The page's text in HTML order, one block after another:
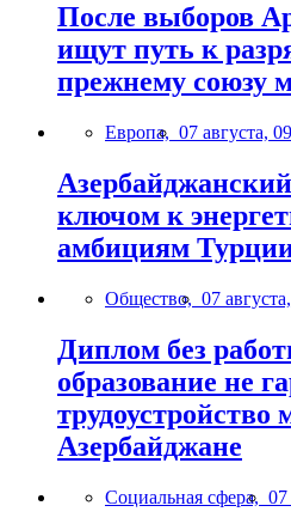
После выборов
ищут путь к
прежнему союзу
Европа, 07 августа,
ключом к
амбициям
Общество, 07
Диплом без
образование не
трудоустройство
Азербайджане
Социальная сфера, 07